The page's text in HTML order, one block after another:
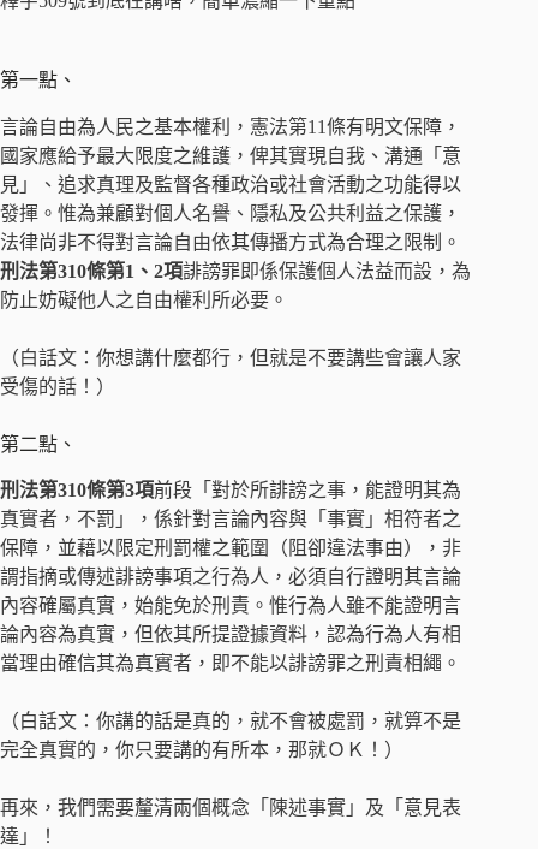
第一點、
言論自由為人民之基本權利，憲法第11條有明文保障，
國家應給予最大限度之維護，俾其實現自我、溝通「意
見」、追求真理及監督各種政治或社會活動之功能得以
發揮。惟為兼顧對個人名譽、隱私及公共利益之保護，
法律尚非不得對言論自由依其傳播方式為合理之限制。
刑法第310條第1、2項誹謗罪即係保護個人法益而設，為
防止妨礙他人之自由權利所必要。
（白話文：你想講什麼都行，但就是不要講些會讓人家
受傷的話！）
第二點、
刑法第310條第3項前段「對於所誹謗之事，能證明其為
真實者，不罰」，係針對言論內容與「事實」相符者之
保障，並藉以限定刑罰權之範圍（阻卻違法事由），非
謂指摘或傳述誹謗事項之行為人，必須自行證明其言論
內容確屬真實，始能免於刑責。惟行為人雖不能證明言
論內容為真實，但依其所提證據資料，認為行為人有相
當理由確信其為真實者，即不能以誹謗罪之刑責相繩。
（白話文：你講的話是真的，就不會被處罰，就算不是
完全真實的，你只要講的有所本，那就ＯＫ！）
再來，我們需要釐清兩個概念「陳述事實」及「意見表
達」！